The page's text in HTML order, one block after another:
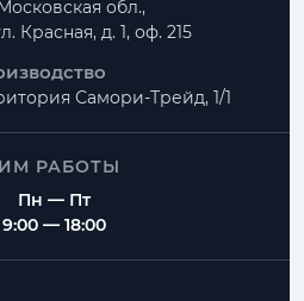
обл.,
Красная, д. 1, оф. 215
Самори-Трейд, 1/1
РАБОТЫ
Пн — Пт
9:00 — 18:00